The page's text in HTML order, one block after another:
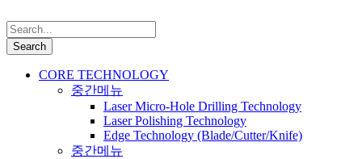
CORE TECHNOLOGY
중간메뉴
Laser Micro-Hole Drilling Technology
Laser Polishing Technology
Edge Technology (Blade/Cutter/Knife)
중간메뉴